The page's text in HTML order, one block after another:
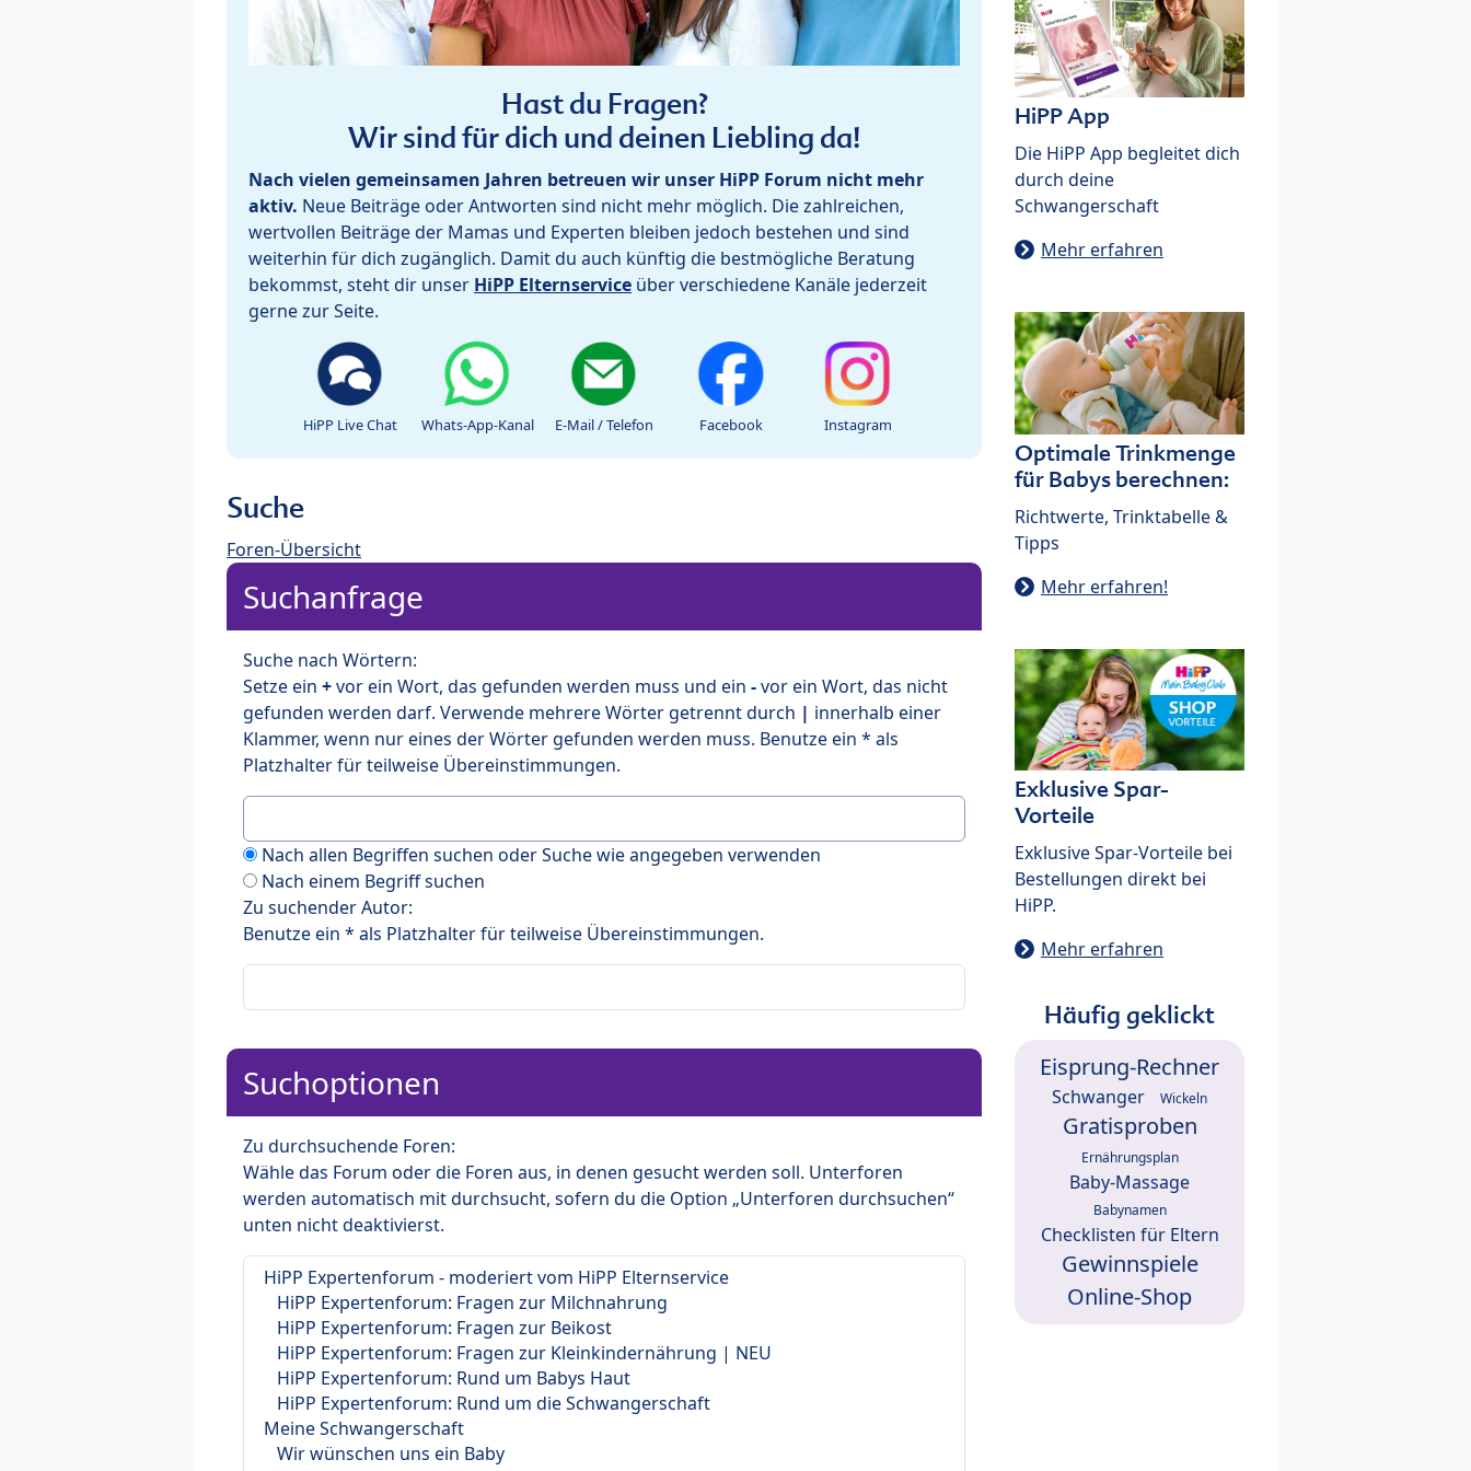
Hast du Fragen?
Wir sind für dich und deinen Liebling da!
Nach vielen gemeinsamen Jahren betreuen wir unser HiPP Forum nicht mehr
aktiv. Neue Beiträge oder Antworten sind nicht mehr möglich. Die zahlreichen,
wertvollen Beiträge der Mamas und Experten bleiben jedoch bestehen und sind
weiterhin für dich zugänglich. Damit du auch künftig die bestmögliche Beratung
bekommst, steht dir unser HiPP Elternservice über verschiedene Kanäle jederzeit
gerne zur Seite.
HiPP Live Chat Whats-App-Kanal E-Mail / Telefon Facebook Instagram
Suche
Foren-Übersicht
Suchanfrage
Suche nach Wörtern:
Setze ein +vor ein Wort, das gefunden werden muss und ein -vor ein Wort, das nicht
gefunden werden darf. Verwende mehrere Wörter getrennt durch | innerhalb einer
Klammer, wenn nur eines der Wörter gefunden werden muss. Benutze ein * als
Platzhalter für teilweise Übereinstimmungen.
Nach allen Begriffen suchen oder Suche wie angegeben verwenden
Nach einem Begriff suchen
Zu suchender Autor:
Benutze ein * als Platzhalter für teilweise Übereinstimmungen.
Suchoptionen
Zu durchsuchende Foren:
Wähle das Forum oder die Foren aus, in denen gesucht werden soll. Unterforen
werden automatisch mit durchsucht, sofern du die Option „Unterforen durchsuchen“
unten nicht deaktivierst.
HiPP App
Die HiPP App begleitet dich
durch deine
Schwangerschaft
Mehr erfahren
Optimale Trinkmenge
für Babys berechnen:
Richtwerte, Trinktabelle &
Tipps
Mehr erfahren!
Exklusive Spar-
Vorteile
Exklusive Spar-Vorteile bei
Bestellungen direkt bei
HiPP.
Mehr erfahren
Häufig geklickt
Eisprung-Rechner
Schwanger Wickeln
Gratisproben
Ernährungsplan
Baby-Massage
Babynamen
Checklisten für Eltern
Gewinnspiele
Online-Shop